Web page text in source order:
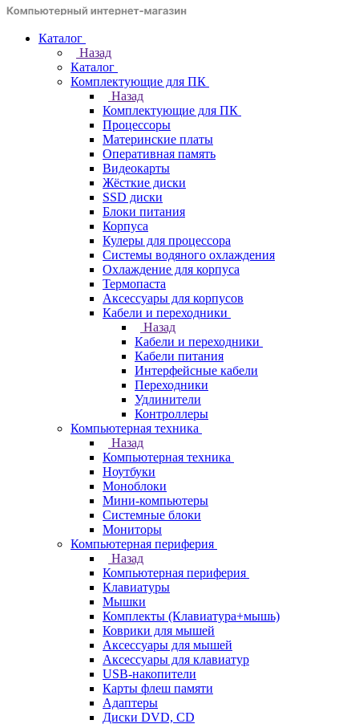
Каталог
Назад
Каталог
Комплектующие для ПК
Назад
Комплектующие для ПК
Процессоры
Материнские платы
Оперативная память
Видеокарты
Жёсткие диски
SSD диски
Блоки питания
Корпуса
Кулеры для процессора
Системы водяного охлаждения
Охлаждение для корпуса
Термопаста
Аксессуары для корпусов
Кабели и переходники
Назад
Кабели и переходники
Кабели питания
Интерфейсные кабели
Переходники
Удлинители
Контроллеры
Компьютерная техника
Назад
Компьютерная техника
Ноутбуки
Моноблоки
Мини-компьютеры
Системные блоки
Мониторы
Компьютерная периферия
Назад
Компьютерная периферия
Клавиатуры
Мышки
Комплекты (Клавиатура+мышь)
Коврики для мышей
Аксессуары для мышей
Аксессуары для клавиатур
USB-накопители
Карты флеш памяти
Адаптеры
Диски DVD, CD